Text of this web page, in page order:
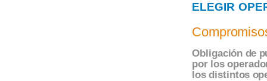
ELEGIR
Obligación de
por los
los distintos